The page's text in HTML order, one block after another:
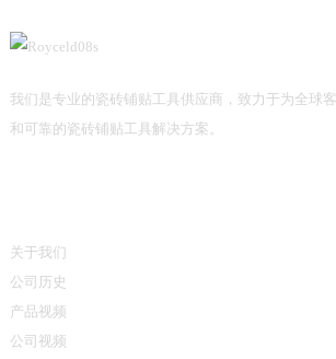
我们是专业的瓷砖铺贴工具供应商，致力于为全球
和可靠的瓷砖铺贴工具解决方案。
关于我们
公司历史
产品视频
公司视频